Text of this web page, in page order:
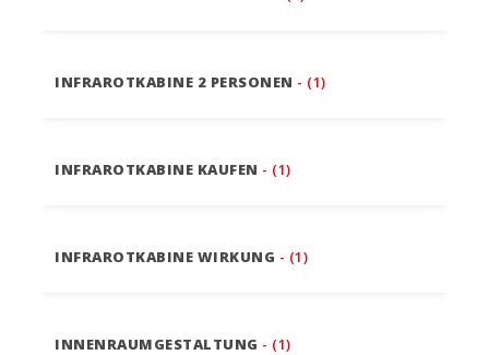
INFRAROTKABINE 2 PERSONEN - (1)
INFRAROTKABINE KAUFEN - (1)
INFRAROTKABINE WIRKUNG - (1)
INNENRAUMGESTALTUNG - (1)